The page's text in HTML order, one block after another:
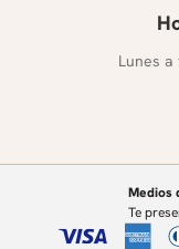
Lunes a
Medios
Te